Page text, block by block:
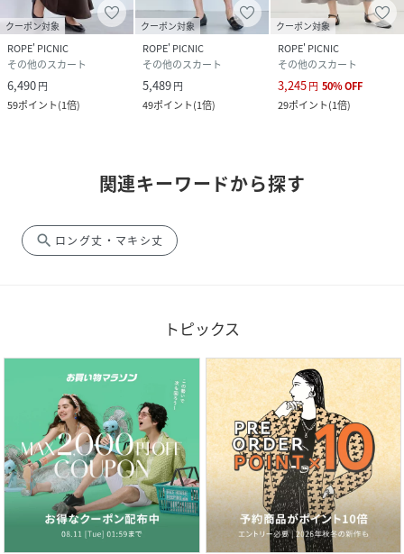
クーポン対象
ROPE' PICNIC
その他のスカート
6,490円
59ポイント(1倍)
クーポン対象
ROPE' PICNIC
その他のスカート
5,489円
49ポイント(1倍)
クーポン対象
ROPE' PICNIC
その他のスカート
3,245円 50%OFF
29ポイント(1倍)
関連キーワードから探す
search ロング丈・マキシ丈
トピックス